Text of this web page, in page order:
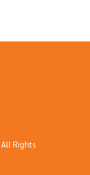
All Rights